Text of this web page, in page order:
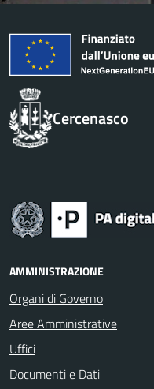
Cercenasco
AMMINISTRAZIONE
Organi di Governo
Aree Amministrative
Uffici
Documenti e Dati